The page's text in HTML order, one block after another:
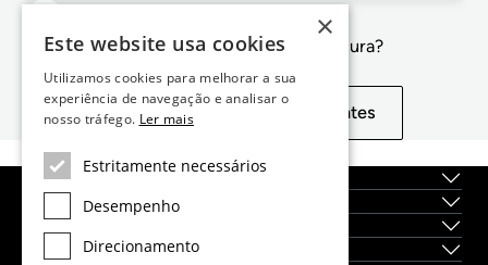
Não é exactamente o que procura?
Exibir propriedades semelhantes
Sobre nós
Serviços
Localidades
Novas construções
×
Este website usa cookies
Utilizamos cookies para melhorar a sua
experiência de navegação e analisar o
nosso tráfego. Ler mais
Estritamente necessários
Desempenho
Direcionamento